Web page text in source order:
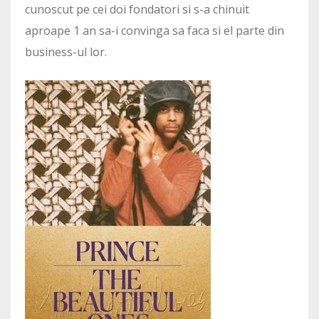
cunoscut pe cei doi fondatori si s-a chinuit
aproape 1 an sa-i convinga sa faca si el parte din
business-ul lor.